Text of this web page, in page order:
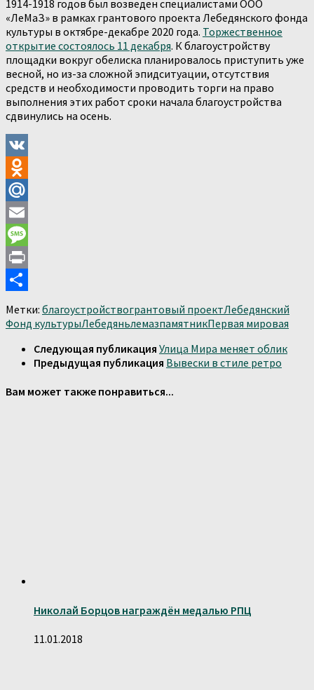
1914-1918 годов был возведен специалистами ООО
«ЛеМаЗ» в рамках грантового проекта Лебедянского фонда
культуры в октябре-декабре 2020 года. Торжественное
открытие состоялось 11 декабря. К благоустройству
площадки вокруг обелиска планировалось приступить уже
весной, но из-за сложной эпидситуации, отсутствия
средств и необходимости проводить торги на право
выполнения этих работ сроки начала благоустройства
сдвинулись на осень.
VK
Odnoklassniki
Mail.Ru
Email
Message
Print
Отправить
Метки: благоустройствогрантовый проектЛебедянский
Фонд культурыЛебедяньлемазпамятникПервая мировая
Следующая публикация Улица Мира меняет облик
Предыдущая публикация Вывески в стиле ретро
Вам может также понравиться...
Николай Борцов награждён медалью РПЦ
11.01.2018